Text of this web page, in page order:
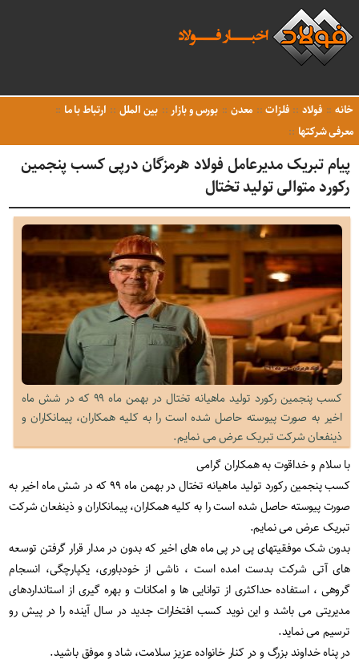
خانه فولاد فلزات معدن بورس و بازار بین الملل
ارتباط با ما
معرفی شرکتها
پیام تبریک مدیرعامل فولاد هرمزگان درپی کسب پنجمین
رکورد متوالی تولید تختال
کسب پنجمین رکورد تولید ماهیانه تختال در بهمن ماه ۹۹ که در شش ماه
اخیر به صورت پیوسته حاصل شده است را به کلیه همکاران، پیمانکاران و
ذینفعان شرکت تبریک عرض می نمایم.
با سلام و خداقوت به همکاران گرامی
کسب پنجمین رکورد تولید ماهیانه تختال در بهمن ماه ۹۹ که در شش ماه اخیر به
صورت پیوسته حاصل شده است را به کلیه همکاران، پیمانکاران و ذینفعان شرکت
تبریک عرض می نمایم.
بدون شک موفقیتهای پی در پی ماه های اخیر که بدون در مدار قرار گرفتن توسعه
های آتی شرکت بدست امده است ، ناشی از خودباوری، یکپارچگی، انسجام
گروهی ، استفاده حداکثری از توانایی ها و امکانات و بهره گیری از استانداردهای
مدیریتی می باشد و این نوید کسب افتخارات جدید در سال آینده را در پیش رو
ترسیم می نماید.
در پناه خداوند بزرگ و در کنار خانواده عزیز سلامت، شاد و موفق باشید.